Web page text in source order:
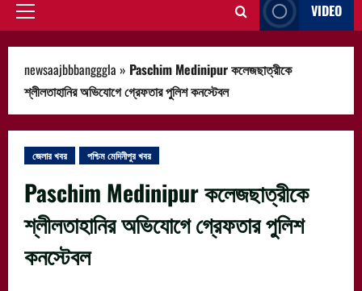
Primary
VIDEO
newsaajbbbangggla » Paschim Medinipur কলেজছাত্রীকে
শ্লীলতাহানির অভিযোগে গ্রেফতার পুলিশ কনস্টেবল
জেলার খবর পশ্চিম মেদিনীপুর খবর
Paschim Medinipur কলেজছাত্রীকে
শ্লীলতাহানির অভিযোগে গ্রেফতার পুলিশ
কনস্টেবল